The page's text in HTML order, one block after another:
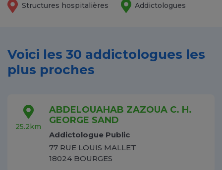
Structures hospitalières
Addictologues
Voici les 30 addictologues les
plus proches
25.2km
ABDELOUAHAB ZAZOUA C. H.
GEORGE SAND
Addictologue Public
77 RUE LOUIS MALLET
18024 BOURGES